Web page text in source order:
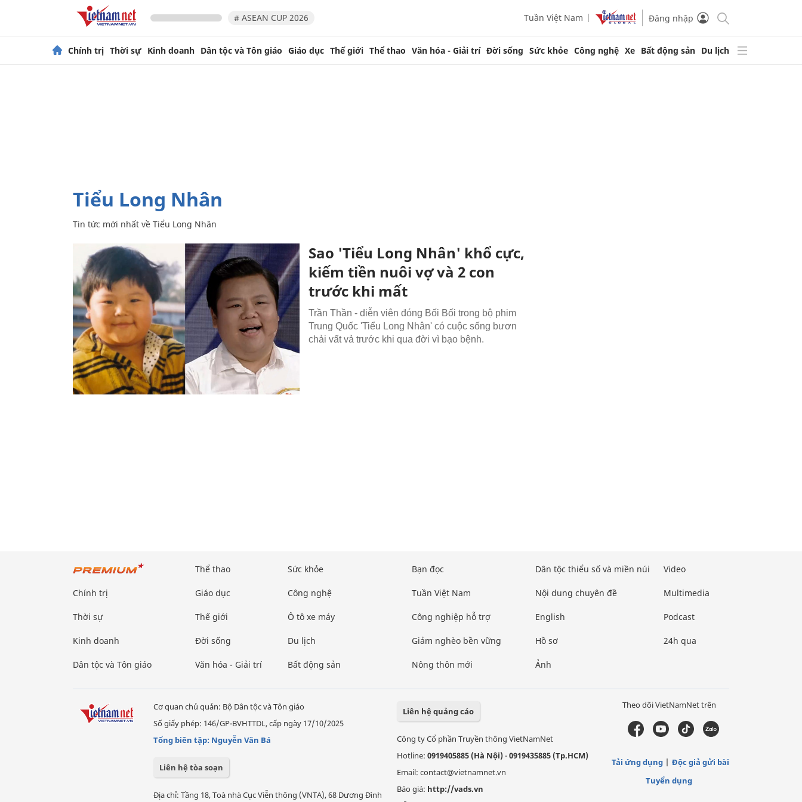
# ASEAN CUP 2026 Tuần Việt Nam Đăng nhập
Chính trị Thời sự Kinh doanh Dân tộc và Tôn giáo Giáo dục Thế giới Thể thao Văn hóa - Giải trí Đời sống Sức khỏe Công nghệ Xe Bất động sản Du lịch
Tiểu Long Nhân
Tin tức mới nhất về Tiểu Long Nhân
Sao 'Tiểu Long Nhân' khổ cực,
kiếm tiền nuôi vợ và 2 con
trước khi mất
Trần Thần - diễn viên đóng Bối Bối trong bộ phim
Trung Quốc 'Tiểu Long Nhân' có cuộc sống bươn
chải vất vả trước khi qua đời vì bạo bệnh.
Chính trị
Thời sự
Kinh doanh
Dân tộc và Tôn giáo
Thể thao
Giáo dục
Thế giới
Đời sống
Văn hóa - Giải trí
Sức khỏe
Công nghệ
Ô tô xe máy
Du lịch
Bất động sản
Bạn đọc
Tuần Việt Nam
Công nghiệp hỗ trợ
Giảm nghèo bền vững
Nông thôn mới
Dân tộc thiểu số và miền núi
Nội dung chuyên đề
English
Hồ sơ
Ảnh
Video
Multimedia
Podcast
24h qua
Cơ quan chủ quản: Bộ Dân tộc và Tôn giáo
Số giấy phép: 146/GP-BVHTTDL, cấp ngày 17/10/2025
Tổng biên tập: Nguyễn Văn Bá
Liên hệ tòa soạn
Địa chỉ: Tầng 18, Toà nhà Cục Viễn thông (VNTA), 68 Dương Đình
Liên hệ quảng cáo
Công ty Cổ phần Truyền thông VietNamNet
Hotline: 0919405885 (Hà Nội)-0919435885 (Tp.HCM)
Email: contact@vietnamnet.vn
Báo giá: http://vads.vn
Theo dõi VietNamNet trên
Tải ứng dụng
Độc giả gửi bài
Tuyển dụng